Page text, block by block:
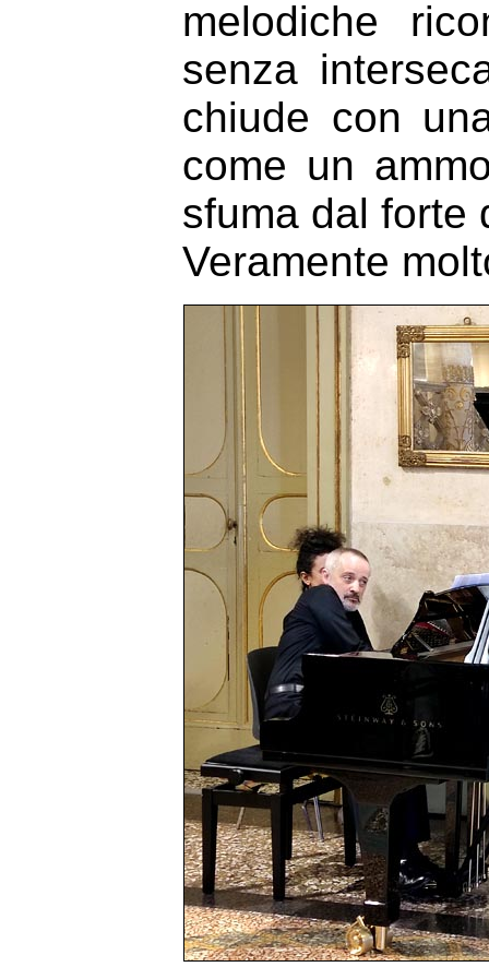
melodiche
senza
chiude con
come un
sfuma dal forte
Veramente